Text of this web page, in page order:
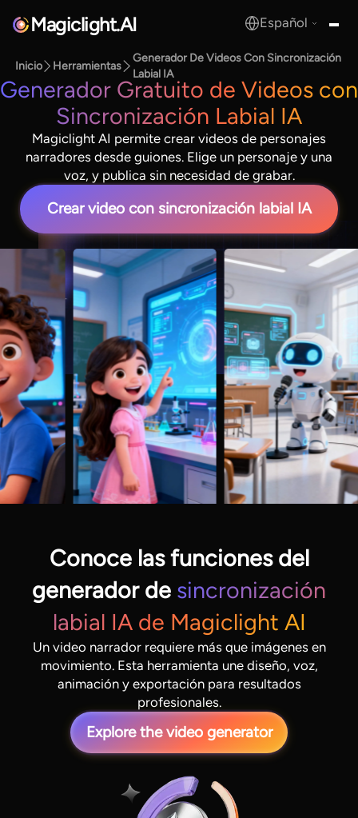
Magiclight.AI Español
Inicio Herramientas
Generador De Videos Con Sincronización
Labial IA
Generador Gratuito de Videos con
Sincronización Labial IA
Magiclight AI permite crear videos de personajes
narradores desde guiones. Elige un personaje y una
voz, y publica sin necesidad de grabar.
Crear video con sincronización labial IA
Conoce las funciones del
generador de sincronización
labial IA de Magiclight AI
Un video narrador requiere más que imágenes en
movimiento. Esta herramienta une diseño, voz,
animación y exportación para resultados
profesionales.
Explore the video generator